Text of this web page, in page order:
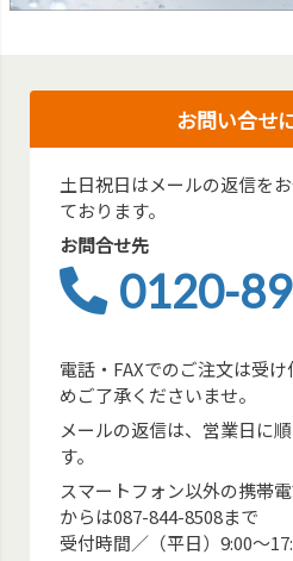
お問い合せ
土日祝日はメールの返信を
ております。
お問合せ先
0120-
電話・FAXでのご注文は受
めご了承くださいませ。
メールの返信は、営業日に
す。
スマートフォン以外の携帯
からは087-844-8508まで
受付時間／（平日）9:00～